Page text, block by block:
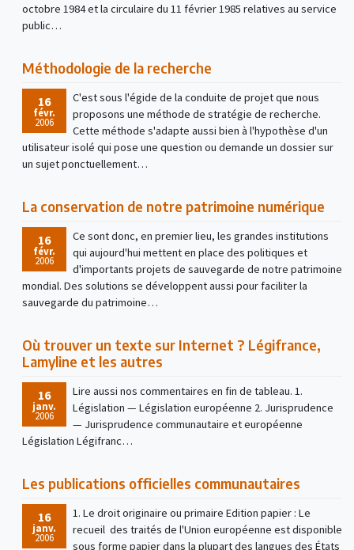
octobre 1984 et la circulaire du 11 février 1985 relatives au service
public…
Méthodologie de la recherche
16
févr.
2006
C'est sous l'égide de la conduite de projet que nous
proposons une méthode de stratégie de recherche.
Cette méthode s'adapte aussi bien à l'hypothèse d'un
utilisateur isolé qui pose une question ou demande un dossier sur
un sujet ponctuellement…
La conservation de notre patrimoine numérique
16
févr.
2006
Ce sont donc, en premier lieu, les grandes institutions
qui aujourd'hui mettent en place des politiques et
d'importants projets de sauvegarde de notre patrimoine
mondial. Des solutions se développent aussi pour faciliter la
sauvegarde du patrimoine…
Où trouver un texte sur Internet ? Légifrance,
Lamyline et les autres
16
janv.
2006
Lire aussi nos commentaires en fin de tableau. 1.
Législation — Législation européenne 2. Jurisprudence
— Jurisprudence communautaire et européenne
Législation Légifranc…
Les publications officielles communautaires
16
janv.
2006
1. Le droit originaire ou primaire Edition papier : Le
recueil des traités de l'Union européenne est disponible
sous forme papier dans la plupart des langues des États